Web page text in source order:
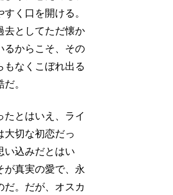
く口を開ける。
去としてただ懐か
るからこそ、その
もなくこぼれ出る
。
とはいえ、ライ
大切な初恋だっ
い込みだとはい
が真実の愛で、永
だ。だが、オスカ